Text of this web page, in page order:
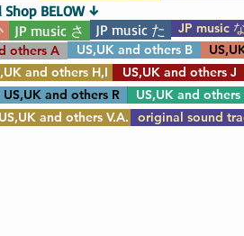
JP music さ JP music た
JP music
others A US,UK and others B
and others H,I
US,UK and others J
US,UK and others
US,UK and others R
US,UK and others V.A. original sound
Shop BELOW ↓